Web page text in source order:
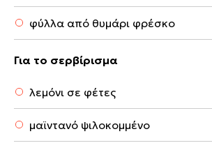
φύλλα από θυμάρι φρέσκο
Για το σερβίρισμα
λεμόνι σε φέτες
μαϊντανό ψιλοκομμένο